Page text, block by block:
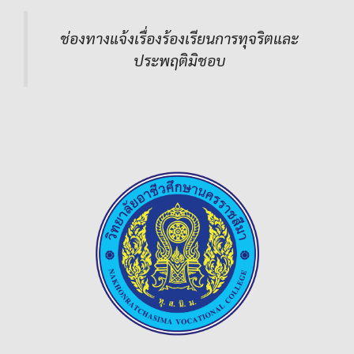
ช่องทางแจ้งเรื่องร้องเรียนการทุจริตและ
ประพฤติมิชอบ